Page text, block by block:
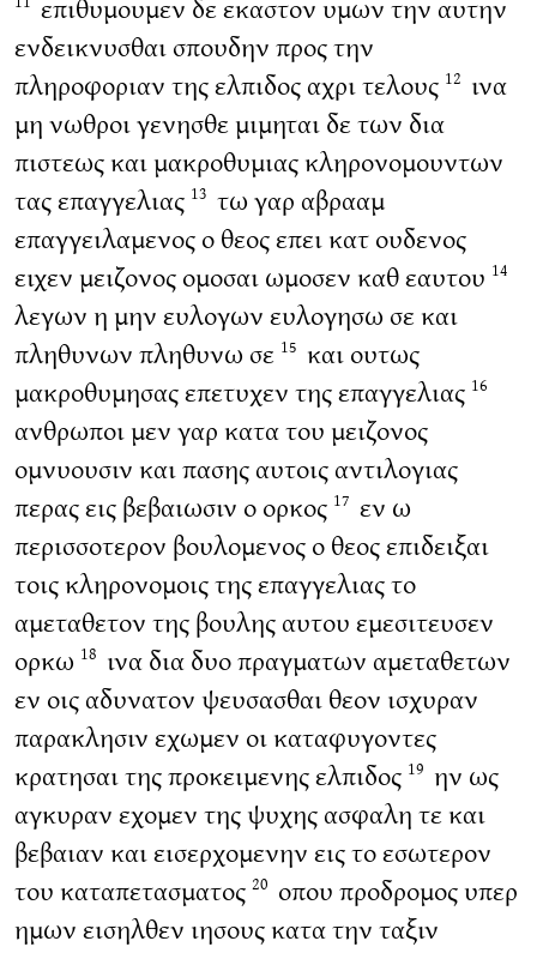
επιθυμουμεν δε εκαστον υμων την αυτην
ενδεικνυσθαι σπουδην προς την
πληροφοριαν της ελπιδος αχρι τελους 12 ινα
μη νωθροι γενησθε μιμηται δε των δια
πιστεως και μακροθυμιας κληρονομουντων
τας επαγγελιας 13 τω γαρ αβρααμ
επαγγειλαμενος ο θεος επει κατ ουδενος
ειχεν μειζονος ομοσαι ωμοσεν καθ εαυτου 14
λεγων η μην ευλογων ευλογησω σε και
πληθυνων πληθυνω σε 15 και ουτως
μακροθυμησας επετυχεν της επαγγελιας 16
ανθρωποι μεν γαρ κατα του μειζονος
ομνυουσιν και πασης αυτοις αντιλογιας
περας εις βεβαιωσιν ο ορκος 17 εν ω
περισσοτερον βουλομενος ο θεος επιδειξαι
τοις κληρονομοις της επαγγελιας το
αμεταθετον της βουλης αυτου εμεσιτευσεν
ορκω 18 ινα δια δυο πραγματων αμεταθετων
εν οις αδυνατον ψευσασθαι θεον ισχυραν
παρακλησιν εχωμεν οι καταφυγοντες
κρατησαι της προκειμενης ελπιδος 19 ην ως
αγκυραν εχομεν της ψυχης ασφαλη τε και
βεβαιαν και εισερχομενην εις το εσωτερον
του καταπετασματος 20 οπου προδρομος υπερ
ημων εισηλθεν ιησους κατα την ταξιν